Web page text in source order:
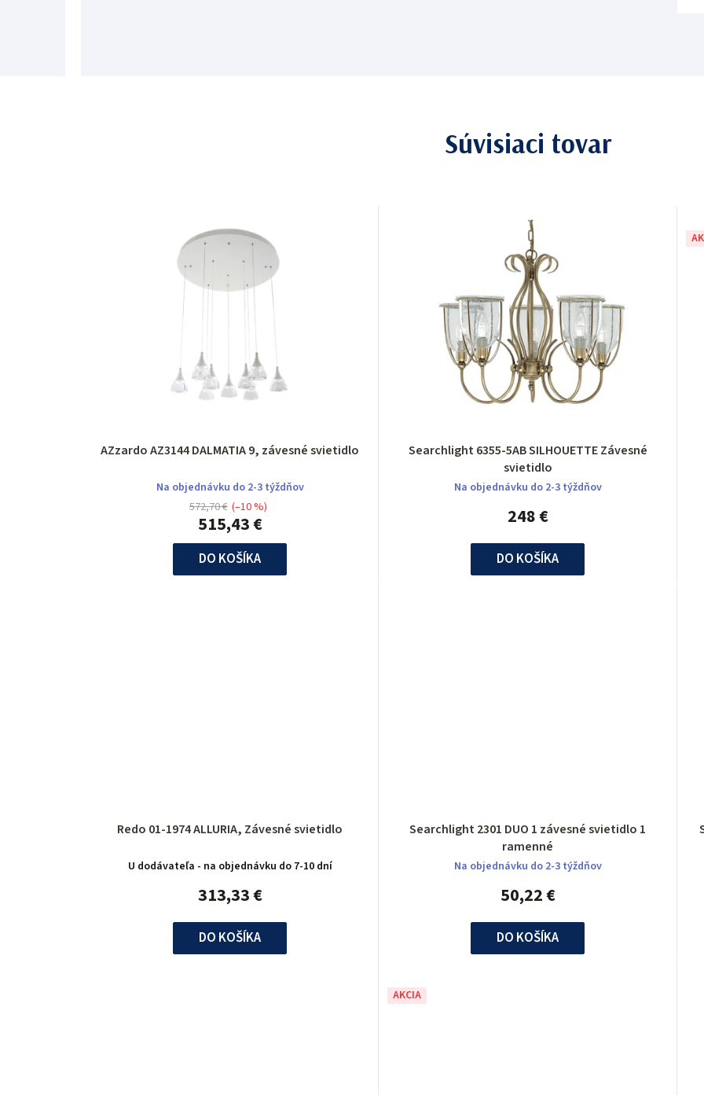
Súvisiaci tovar
AZzardo AZ3144 DALMATIA 9, závesné svietidlo
Na objednávku do 2-3 týždňov
515,43 €
572,70 € (–10 %)
DO KOŠÍKA
Searchlight 6355-5AB SILHOUETTE Závesné
svietidlo
Na objednávku do 2-3 týždňov
248 €
DO KOŠÍKA
Redo 01-1974 ALLURIA, Závesné svietidlo
U dodávateľa - na objednávku do 7-10 dní
313,33 €
DO KOŠÍKA
Searchlight 2301 DUO 1 závesné svietidlo 1
ramenné
Na objednávku do 2-3 týždňov
50,22 €
DO KOŠÍKA
AKCIA